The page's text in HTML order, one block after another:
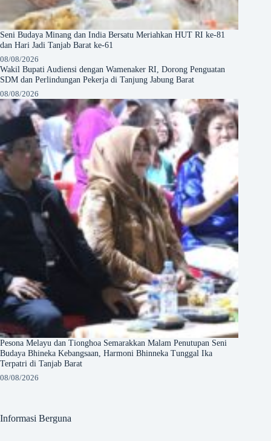
Seni Budaya Minang dan India Bersatu Meriahkan HUT RI ke-81
dan Hari Jadi Tanjab Barat ke-61
08/08/2026
Wakil Bupati Audiensi dengan Wamenaker RI, Dorong Penguatan
SDM dan Perlindungan Pekerja di Tanjung Jabung Barat
08/08/2026
Pesona Melayu dan Tionghoa Semarakkan Malam Penutupan Seni
Budaya Bhineka Kebangsaan, Harmoni Bhinneka Tunggal Ika
Terpatri di Tanjab Barat
08/08/2026
Informasi Berguna